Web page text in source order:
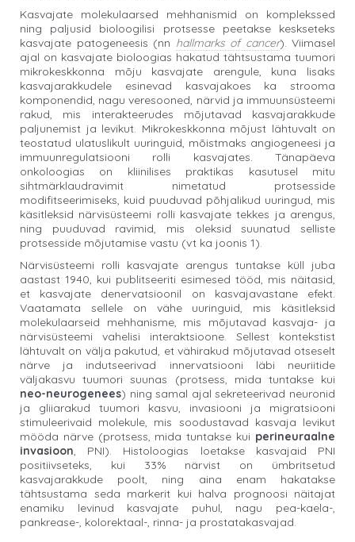
Kasvajate molekulaarsed mehhanismid on komplekssed
ning paljusid bioloogilisi protsesse peetakse keskseteks
kasvajate patogeneesis (nn hallmarks of cancer). Viimasel
ajal on kasvajate bioloogias hakatud tähtsustama tuumori
mikrokeskkonna mõju kasvajate arengule, kuna lisaks
kasvajarakkudele esinevad kasvajakoes ka strooma
komponendid, nagu veresooned, närvid ja immuunsüsteemi
rakud, mis interakteerudes mõjutavad kasvajarakkude
paljunemist ja levikut. Mikrokeskkonna mõjust lähtuvalt on
teostatud ulatuslikult uuringuid, mõistmaks angiogeneesi ja
immuunregulatsiooni rolli kasvajates. Tänapäeva
onkoloogias on kliinilises praktikas kasutusel mitu
sihtmärklaudravimit nimetatud protsesside
modifitseerimiseks, kuid puuduvad põhjalikud uuringud, mis
käsitleksid närvisüsteemi rolli kasvajate tekkes ja arengus,
ning puuduvad ravimid, mis oleksid suunatud selliste
protsesside mõjutamise vastu (vt ka joonis 1).
Närvisüsteemi rolli kasvajate arengus tuntakse küll juba
aastast 1940, kui publitseeriti esimesed tööd, mis näitasid,
et kasvajate denervatsioonil on kasvajavastane efekt.
Vaatamata sellele on vähe uuringuid, mis käsitleksid
molekulaarseid mehhanisme, mis mõjutavad kasvaja- ja
närvisüsteemi vahelisi interaktsioone. Sellest kontekstist
lähtuvalt on välja pakutud, et vähirakud mõjutavad otseselt
närve ja indutseerivad innervatsiooni läbi neuriitide
väljakasvu tuumori suunas (protsess, mida tuntakse kui
neo-neurogenees) ning samal ajal sekreteerivad neuronid
ja gliiarakud tuumori kasvu, invasiooni ja migratsiooni
stimuleerivaid molekule, mis soodustavad kasvaja levikut
mööda närve (protsess, mida tuntakse kui perineuraalne
invasioon, PNI). Histoloogias loetakse kasvajaid PNI
positiivseteks, kui 33% närvist on ümbritsetud
kasvajarakkude poolt, ning aina enam hakatakse
tähtsustama seda markerit kui halva prognoosi näitajat
enamiku levinud kasvajate puhul, nagu pea-kaela-,
pankrease-, kolorektaal-, rinna- ja prostatakasvajad.